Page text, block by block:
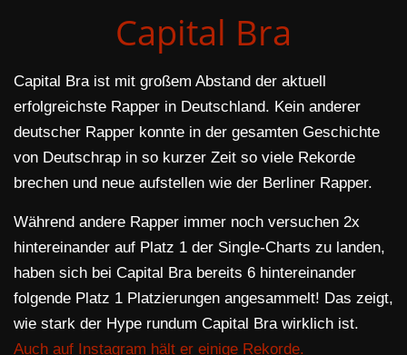
Capital Bra
Capital Bra ist mit großem Abstand der aktuell
erfolgreichste Rapper in Deutschland. Kein anderer
deutscher Rapper konnte in der gesamten Geschichte
von Deutschrap in so kurzer Zeit so viele Rekorde
brechen und neue aufstellen wie der Berliner Rapper.
Während andere Rapper immer noch versuchen 2x
hintereinander auf Platz 1 der Single-Charts zu landen,
haben sich bei Capital Bra bereits 6 hintereinander
folgende Platz 1 Platzierungen angesammelt! Das zeigt,
wie stark der Hype rundum Capital Bra wirklich ist.
Auch auf Instagram hält er einige Rekorde.